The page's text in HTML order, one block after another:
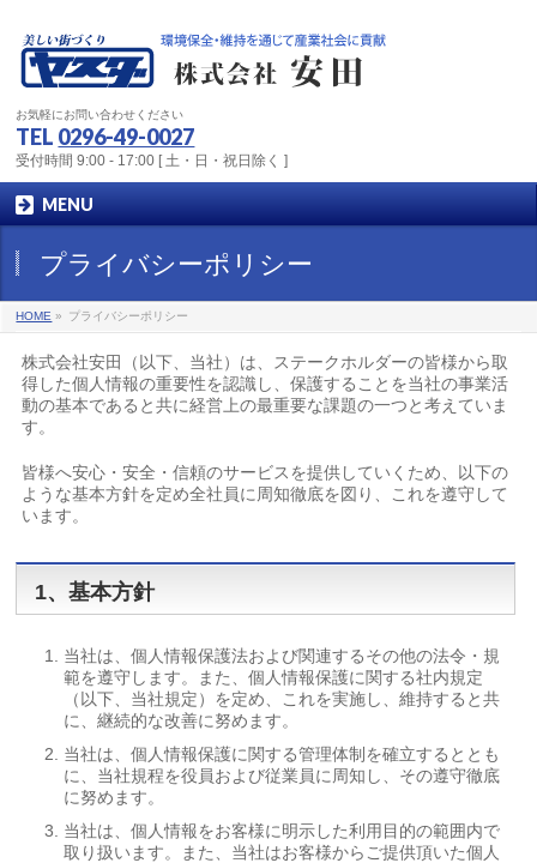
お気軽にお問い合わせください
TEL 0296-49-0027
受付時間 9:00 - 17:00 [ 土・日・祝日除く ]
MENU
プライバシーポリシー
HOME » プライバシーポリシー
株式会社安田（以下、当社）は、ステークホルダーの皆様から取
得した個人情報の重要性を認識し、保護することを当社の事業活
動の基本であると共に経営上の最重要な課題の一つと考えていま
す。
皆様へ安心・安全・信頼のサービスを提供していくため、以下の
ような基本方針を定め全社員に周知徹底を図り、これを遵守して
います。
1、基本方針
当社は、個人情報保護法および関連するその他の法令・規
範を遵守します。また、個人情報保護に関する社内規定
（以下、当社規定）を定め、これを実施し、維持すると共
に、継続的な改善に努めます。
当社は、個人情報保護に関する管理体制を確立するととも
に、当社規程を役員および従業員に周知し、その遵守徹底
に努めます。
当社は、個人情報をお客様に明示した利用目的の範囲内で
取り扱います。また、当社はお客様からご提供頂いた個人